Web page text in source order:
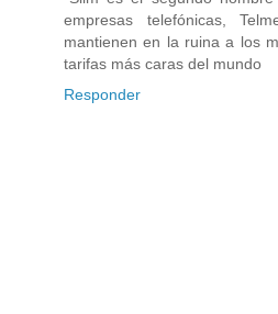
empresas telefónicas,
mantienen en la ruina a los
tarifas más caras del mundo
Responder